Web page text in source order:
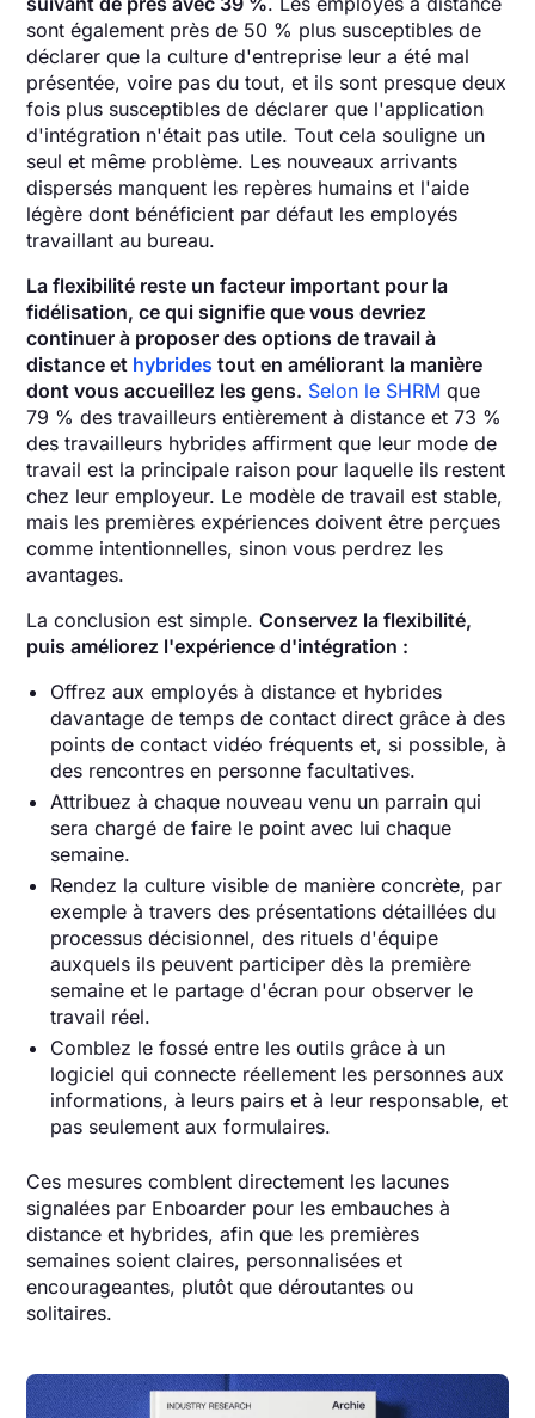
sont également près de 50 % plus susceptibles de
déclarer que la culture d'entreprise leur a été mal
présentée, voire pas du tout, et ils sont presque deux
fois plus susceptibles de déclarer que l'application
d'intégration n'était pas utile. Tout cela souligne un
seul et même problème. Les nouveaux arrivants
dispersés manquent les repères humains et l'aide
légère dont bénéficient par défaut les employés
travaillant au bureau.
La flexibilité reste un facteur important pour la
fidélisation, ce qui signifie que vous devriez
continuer à proposer des options de travail à
distance et hybrides tout en améliorant la manière
dont vous accueillez les gens. Selon le SHRM que
79 % des travailleurs entièrement à distance et 73 %
des travailleurs hybrides affirment que leur mode de
travail est la principale raison pour laquelle ils restent
chez leur employeur. Le modèle de travail est stable,
mais les premières expériences doivent être perçues
comme intentionnelles, sinon vous perdrez les
avantages.
La conclusion est simple.Conservez la flexibilité,
puis améliorez l'expérience d'intégration :
Offrez aux employés à distance et hybrides
davantage de temps de contact direct grâce à des
points de contact vidéo fréquents et, si possible, à
des rencontres en personne facultatives.
Attribuez à chaque nouveau venu un parrain qui
sera chargé de faire le point avec lui chaque
semaine.
Rendez la culture visible de manière concrète, par
exemple à travers des présentations détaillées du
processus décisionnel, des rituels d'équipe
auxquels ils peuvent participer dès la première
semaine et le partage d'écran pour observer le
travail réel.
Comblez le fossé entre les outils grâce à un
logiciel qui connecte réellement les personnes aux
informations, à leurs pairs et à leur responsable, et
pas seulement aux formulaires.
Ces mesures comblent directement les lacunes
signalées par Enboarder pour les embauches à
distance et hybrides, afin que les premières
semaines soient claires, personnalisées et
encourageantes, plutôt que déroutantes ou
solitaires.